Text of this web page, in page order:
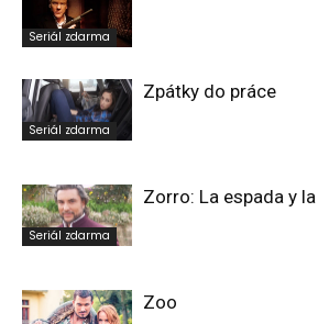
Seriál zdarma
Seriál zdarma
Zpátky do práce
Seriál zdarma
Zorro: La espada y
Zoo